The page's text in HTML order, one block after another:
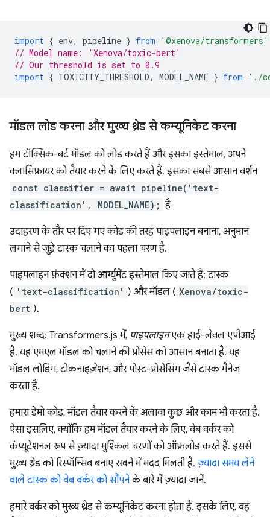
import { env, pipeline } from '@xenova/transformers'
// Model name: 'Xenova/toxic-bert'
// Our threshold is set to 0.9
import { TOXICITY_THRESHOLD, MODEL_NAME } from './
मॉडल लोड करना और मुख्य थ्रेड से कम्यूनिकेट करना
हम टॉक्सिक-बर्ट मॉडल को लोड करते हैं और इसका इस्तेमाल, अपने
क्लासिफ़ायर को तैयार करने के लिए करते हैं. इसका सबसे आसान वर्शन
const classifier = await pipeline('text-
classification', MODEL_NAME); है
उदाहरण के तौर पर दिए गए कोड की तरह पाइपलाइन बनाना, अनुमान
लगाने से जुड़े टास्क चलाने का पहला चरण है.
पाइपलाइन फ़ंक्शन में दो आर्ग्युमेंट इस्तेमाल किए जाते हैं: टास्क
( 'text-classification' ) और मॉडल ( Xenova/toxic-
bert ).
मुख्य शब्द: Transformers.js में, पाइपलाइनएक हाई-लेवल एपीआई
है. यह एमएल मॉडल को चलाने की प्रोसेस को आसान बनाता है. यह
मॉडल लोडिंग, टोकनाइज़ेशन, और पोस्ट-प्रोसेसिंग जैसे टास्क मैनेज
करता है.
हमारा डेमो कोड, मॉडल तैयार करने के अलावा कुछ और काम भी करता है.
ऐसा इसलिए, क्योंकि हम मॉडल तैयार करने के लिए, वेब वर्कर को
कंप्यूटेशनल रूप से ज़्यादा मुश्किल चरणों को ऑफ़लोड करते हैं. इससे
मुख्य थ्रेड को रिस्पॉन्सिव बनाए रखने में मदद मिलती है. ज़्यादा समय लेने
वाले टास्क को वेब वर्कर को सौंपनेके बारे में ज़्यादा जानें.
हमारे वर्कर को मुख्य थ्रेड से कम्यूनिकेट करना होता है. इसके लिए, वह